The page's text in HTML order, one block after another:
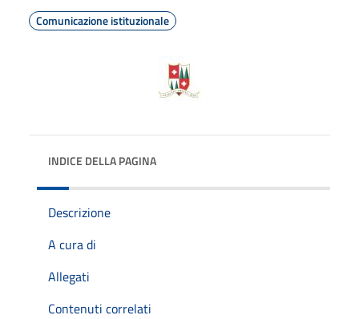
Comunicazione istituzionale
INDICE DELLA PAGINA
Descrizione
A cura di
Allegati
Contenuti correlati